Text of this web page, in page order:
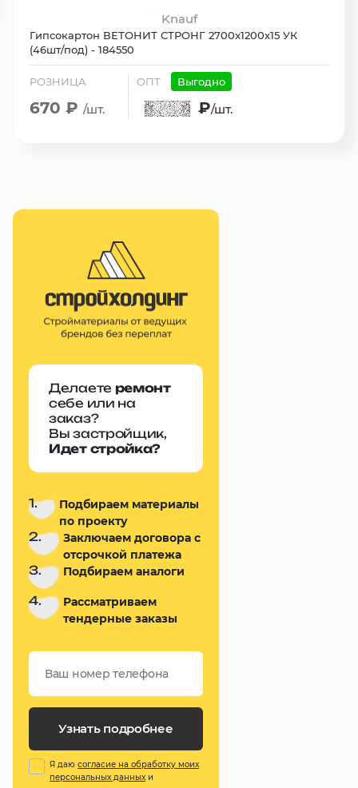
Knauf
Гипсокартон ВЕТОНИТ СТРОНГ 2700x1200x15 УК
(46шт/под) - 184550
РОЗНИЦА
670 ₽ /шт.
ОПТ Выгодно
₽/шт.
Делаете ремонт
себе или на
заказ?
Вы застройщик,
Идет стройка?
1.
Подбираем материалы
по проекту
2.
Заключаем договора с
отсрочкой платежа
3. Подбираем аналоги
4.
Рассматриваем
тендерные заказы
Узнать подробнее
Я даю согласие на обработку моих
персональных данных и